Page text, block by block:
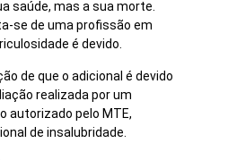
saúde, mas a sua morte.
se de uma profissão em
é devido.
de que o adicional é devido
realizada por um
autorizado pelo MTE,
de insalubridade.